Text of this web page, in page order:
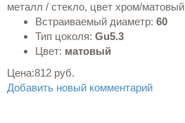
металл / стекло, цвет хром/матовый
Встраиваемый диаметр: 60
Тип цоколя: Gu5.3
Цвет: матовый
Цена:812 руб.
Добавить новый комментарий